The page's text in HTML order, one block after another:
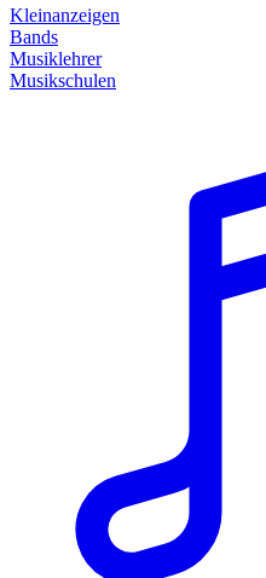
Kleinanzeigen
Bands
Musiklehrer
Musikschulen